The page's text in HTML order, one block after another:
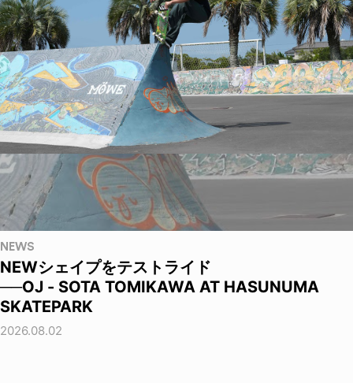
NEWS
NEWシェイプをテストライド
──OJ - SOTA TOMIKAWA AT HASUNUMA
SKATEPARK
2026.08.02